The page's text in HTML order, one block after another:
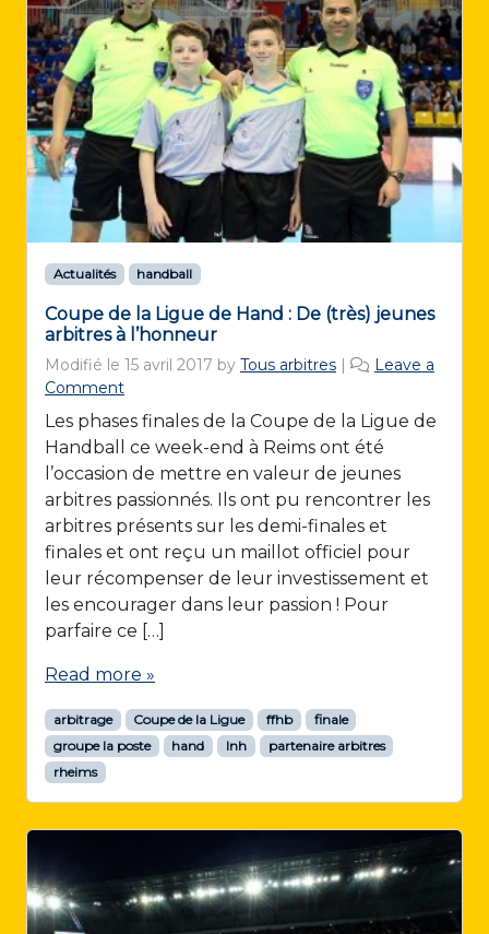
Actualités handball
Coupe de la Ligue de Hand : De (très) jeunes
arbitres à l’honneur
Modifié le 15 avril 2017 by Tous arbitres |
Leave a
Comment
Les phases finales de la Coupe de la Ligue de
Handball ce week-end à Reims ont été
l’occasion de mettre en valeur de jeunes
arbitres passionnés. Ils ont pu rencontrer les
arbitres présents sur les demi-finales et
finales et ont reçu un maillot officiel pour
leur récompenser de leur investissement et
les encourager dans leur passion ! Pour
parfaire ce […]
Read more »
arbitrage Coupe de la Ligue ffhb
finale
groupe la poste
hand lnh
partenaire arbitres
rheims